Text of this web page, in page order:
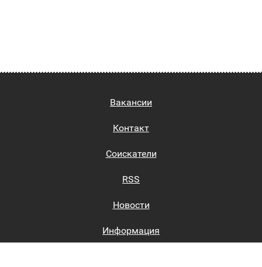
Вакансии
Контакт
Соискатели
RSS
Новости
Информация